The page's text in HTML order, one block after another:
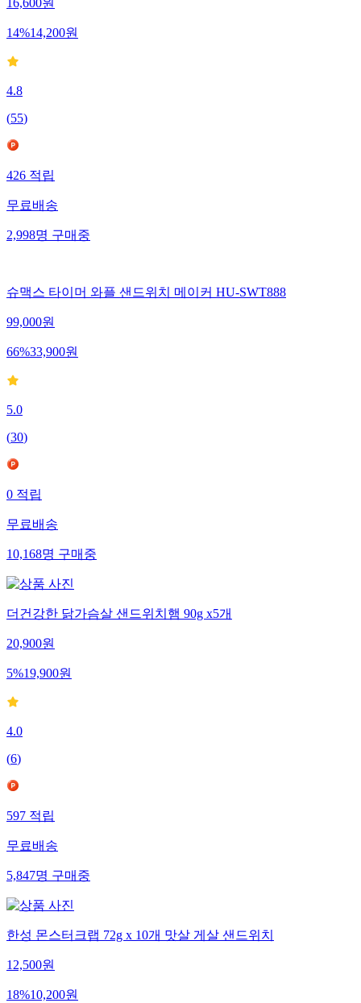
16,600원
14%14,200원
4.8
(55)
426 적립
무료배송
2,998명 구매중
슈맥스 타이머 와플 샌드위치 메이커 HU-SWT888
99,000원
66%33,900원
5.0
(30)
0 적립
무료배송
10,168명 구매중
더건강한 닭가슴살 샌드위치햄 90g x5개
20,900원
5%19,900원
4.0
(6)
597 적립
무료배송
5,847명 구매중
한성 몬스터크랩 72g x 10개 맛살 게살 샌드위치
12,500원
18%10,200원